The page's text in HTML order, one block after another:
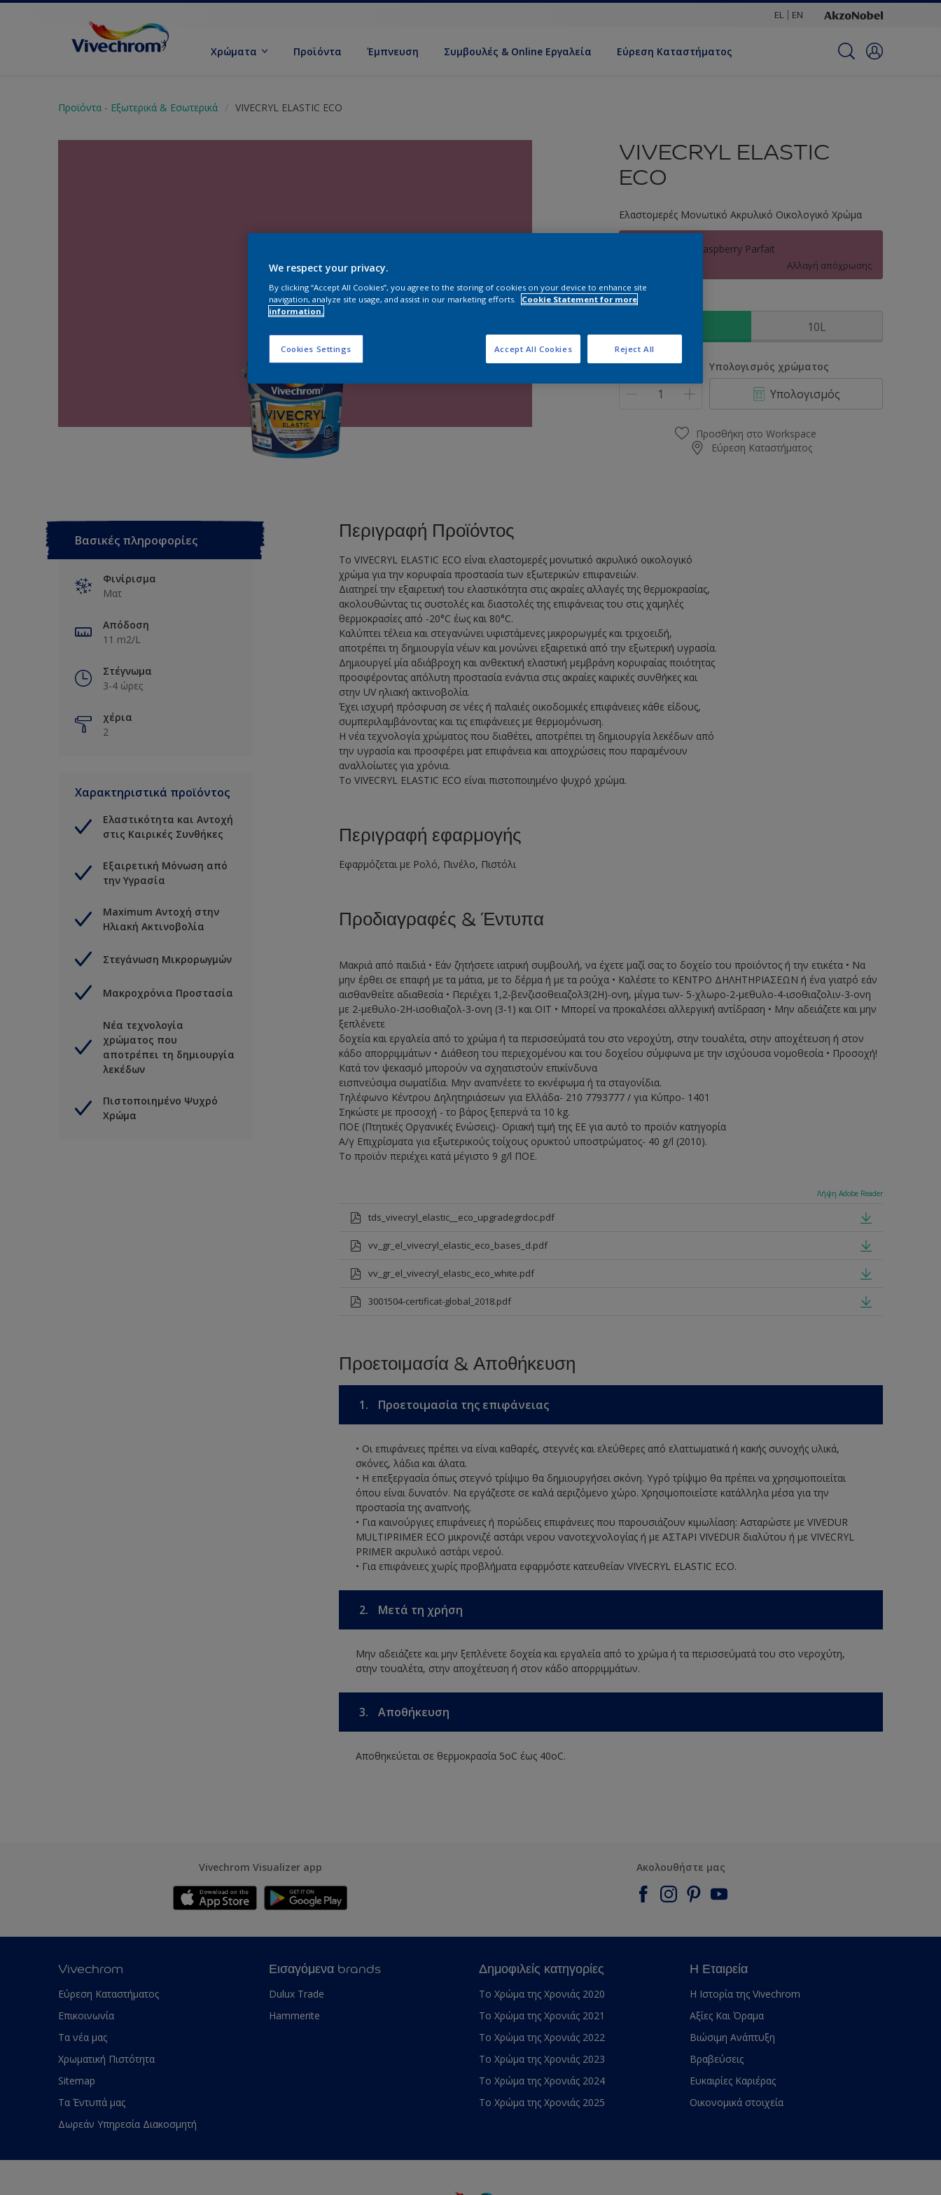
EL EN
Χρώματα Προϊόντα Έμπνευση Συμβουλές & Online Εργαλεία Εύρεση Καταστήματος
Προϊόντα - Εξωτερικά & Εσωτερικά VIVECRYL ELASTIC ECO
VIVECRYL ELASTIC
ECO
Ελαστομερές Μονωτικό Ακρυλικό Οικολογικό Χρώμα
30RR 23/270 Raspberry Parfait
Αλλαγή απόχρωσης
Συσκευασία
10L
Ποσότητα Υπολογισμός χρώματος
Υπολογισμός
Προσθήκη στο Workspace
Εύρεση Καταστήματος
Βασικές πληροφορίες
Φινίρισμα
Ματ
Απόδοση
11 m2/L
Στέγνωμα
3-4 ώρες
χέρια
2
Χαρακτηριστικά προϊόντος
Ελαστικότητα και Αντοχή
στις Καιρικές Συνθήκες
Εξαιρετική Μόνωση από
την Υγρασία
Maximum Αντοχή στην
Ηλιακή Ακτινοβολία
Στεγάνωση Μικρορωγμών
Μακροχρόνια Προστασία
Νέα τεχνολογία
χρώματος που
αποτρέπει τη δημιουργία
λεκέδων
Πιστοποιημένο Ψυχρό
Χρώμα
Περιγραφή Προϊόντος
Το VIVECRYL ELASTIC ECO είναι ελαστομερές μονωτικό ακρυλικό οικολογικό
χρώμα για την κορυφαία προστασία των εξωτερικών επιφανειών.
Διατηρεί την εξαιρετική του ελαστικότητα στις ακραίες αλλαγές της θερμοκρασίας,
ακολουθώντας τις συστολές και διαστολές της επιφάνειας του στις χαμηλές
θερμοκρασίες από -20°C έως και 80°C.
Καλύπτει τέλεια και στεγανώνει υφιστάμενες μικρορωγμές και τριχοειδή,
αποτρέπει τη δημιουργία νέων και μονώνει εξαιρετικά από την εξωτερική υγρασία.
Δημιουργεί μία αδιάβροχη και ανθεκτική ελαστική μεμβράνη κορυφαίας ποιότητας
προσφέροντας απόλυτη προστασία ενάντια στις ακραίες καιρικές συνθήκες και
στην UV ηλιακή ακτινοβολία.
Έχει ισχυρή πρόσφυση σε νέες ή παλαιές οικοδομικές επιφάνειες κάθε είδους,
συμπεριλαμβάνοντας και τις επιφάνειες με θερμομόνωση.
Η νέα τεχνολογία χρώματος που διαθέτει, αποτρέπει τη δημιουργία λεκέδων από
την υγρασία και προσφέρει ματ επιφάνεια και αποχρώσεις που παραμένουν
αναλλοίωτες για χρόνια.
To VIVECRYL ELASTIC ECO είναι πιστοποιημένο ψυχρό χρώμα.
Περιγραφή εφαρμογής
Εφαρμόζεται με Ρολό, Πινέλο, Πιστόλι
Προδιαγραφές & Έντυπα
Μακριά από παιδιά • Εάν ζητήσετε ιατρική συμβουλή, να έχετε μαζί σας το δοχείο του προϊόντος ή την ετικέτα • Να
μην έρθει σε επαφή με τα μάτια, με το δέρμα ή με τα ρούχα • Καλέστε το ΚΕΝΤΡΟ ΔΗΛΗΤΗΡΙΑΣΕΩΝ ή ένα γιατρό εάν
αισθανθείτε αδιαθεσία • Περιέχει 1,2-βενζισοθειαζολ3(2Η)-ονη, μίγμα των- 5-χλωρο-2-μεθυλο-4-ισοθιαζολιν-3-ονη
με 2-μεθυλο-2H-ισοθιαζολ-3-ονη (3-1) και ΟΙΤ • Μπορεί να προκαλέσει αλλεργική αντίδραση • Μην αδειάζετε και μην
ξεπλένετε
δοχεία και εργαλεία από το χρώμα ή τα περισσεύματά του στο νεροχύτη, στην τουαλέτα, στην αποχέτευση ή στον
κάδο απορριμμάτων • Διάθεση του περιεχομένου και του δοχείου σύμφωνα με την ισχύουσα νομοθεσία • Προσοχή!
Κατά τον ψεκασµό µπορούν να σχηατιστούν επικίνδυνα
εισπνεύσιµα σωµατίδια. Μην αναπνέετε το εκνέφωµα ή τα σταγονίδια.
Τηλέφωνο Κέντρου Δηλητηριάσεων για Ελλάδα- 210 7793777 / για Κύπρο- 1401
Σηκώστε με προσοχή - το βάρος ξεπερνά τα 10 kg.
ΠΟΕ (Πτητικές Οργανικές Ενώσεις)- Οριακή τιμή της ΕΕ για αυτό το προϊόν κατηγορία
A/γ Επιχρίσματα για εξωτερικούς τοίχους ορυκτού υποστρώματος- 40 g/l (2010).
To προϊόν περιέχει κατά μέγιστο 9 g/l ΠΟΕ.
Λήψη Adobe Reader
tds_vivecryl_elastic__eco_upgradegrdoc.pdf
vv_gr_el_vivecryl_elastic_eco_bases_d.pdf
vv_gr_el_vivecryl_elastic_eco_white.pdf
3001504-certificat-global_2018.pdf
Προετοιμασία & Αποθήκευση
1. Προετοιμασία της επιφάνειας
• Οι επιφάνειες πρέπει να είναι καθαρές, στεγνές και ελεύθερες από ελαττωματικά ή κακής συνοχής υλικά,
σκόνες, λάδια και άλατα.
• Η επεξεργασία όπως στεγνό τρίψιμο θα δημιουργήσει σκόνη. Υγρό τρίψιμο θα πρέπει να χρησιμοποιείται
όπου είναι δυνατόν. Να εργάζεστε σε καλά αεριζόμενο χώρο. Χρησιμοποιείστε κατάλληλα μέσα για την
προστασία της αναπνοής.
• Για καινούργιες επιφάνειες ή πορώδεις επιφάνειες που παρουσιάζουν κιμωλίαση: Ασταρώστε με VIVEDUR
MULTIPRIMER ECO μικρονιζέ αστάρι νερου νανοτεχνολογίας ή με ΑΣΤΑΡΙ VIVEDUR διαλύτου ή με VIVECRYL
PRIMER ακρυλικό αστάρι νερού.
• Για επιφάνειες χωρίς προβλήματα εφαρμόστε κατευθείαν VIVECRYL ELASTIC ECO.
2. Μετά τη χρήση
Μην αδειάζετε και μην ξεπλένετε δοχεία και εργαλεία από το χρώμα ή τα περισσεύματά του στο νεροχύτη,
στην τουαλέτα, στην αποχέτευση ή στον κάδο απορριμμάτων.
3. Αποθήκευση
Αποθηκεύεται σε θερμοκρασία 5οC έως 40οC.
Vivechrom Visualizer app Ακολουθήστε μας
Vivechrom
Εύρεση Καταστήματος
Επικοινωνία
Τα νέα μας
Χρωματική Πιστότητα
Sitemap
Τα Έντυπά μας
Δωρεάν Υπηρεσία Διακοσμητή
Εισαγόμενα brands
Dulux Trade
Hammerite
Δημοφιλείς κατηγορίες
Το Χρώμα της Χρονιάς 2020
Το Χρώμα της Χρονιάς 2021
Το Χρώμα της Χρονιάς 2022
Το Χρώμα της Χρονιάς 2023
Το Χρώμα της Χρονιάς 2024
Το Χρώμα της Χρονιάς 2025
Η Εταιρεία
Η Ιστορία της Vivechrom
Αξίες Και Όραμα
Βιώσιμη Ανάπτυξη
Βραβεύσεις
Ευκαιρίες Καριέρας
Οικονομικά στοιχεία
We respect your privacy.
By clicking “Accept All Cookies”, you agree to the storing of cookies on your device to enhance site
navigation, analyze site usage, and assist in our marketing efforts.
Cookie Statement for more
information.
Cookies Settings Reject All
Accept All Cookies